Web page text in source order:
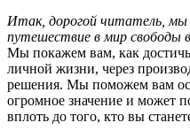
Итак, дорогой читатель, мы
путешествие в мир свободы
Мы покажем вам, как
личной жизни, через
решения. Мы поможем вам
огромное значение и может
вплоть до того, кто вы